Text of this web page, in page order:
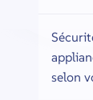
selon